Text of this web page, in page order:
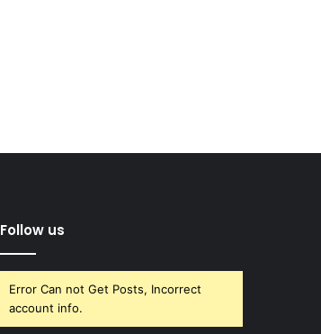
Follow us
Error Can not Get Posts, Incorrect
account info.